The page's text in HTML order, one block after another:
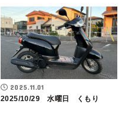
2025.11.01
2025/10/29 水曜日 くもり